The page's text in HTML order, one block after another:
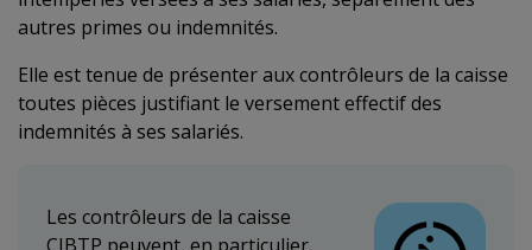
autres primes ou indemnités.
Elle est tenue de présenter aux contrôleurs de la caisse
toutes pièces justifiant le versement effectif des
indemnités à ses salariés.
Les contrôleurs de la caisse